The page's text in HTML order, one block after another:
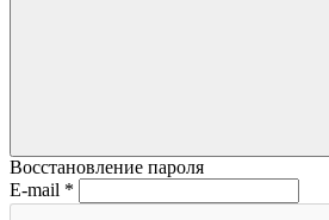
Восстановление пароля
E-mail *